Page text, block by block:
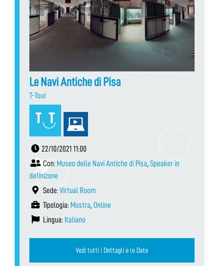
Le Navi Antiche di Pisa
T-Tour
22/10/2021 11:00
Con: Museo delle Navi Antiche di Pisa, Speaker in
definizone
Sede: Virtual Room
Tipologia: Mostra, Online
Lingua: Italiano
Vedi tutti i Dettagli e le Date